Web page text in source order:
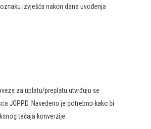
izvješća nakon dana uvođenja
za uplatu/preplatu utvrđuju se
JOPPD. Navedeno je potrebno kako bi
tečaja konverzije.​